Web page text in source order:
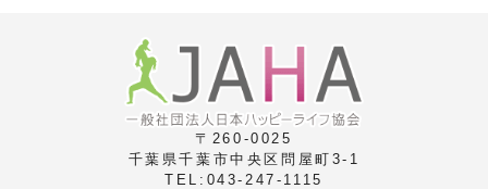
〒260-0025
千葉県千葉市中央区問屋町3-1
TEL:043-247-1115